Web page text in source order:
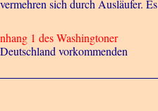
sich durch Ausläufer. Es
1 des Washingtoner
vorkommenden